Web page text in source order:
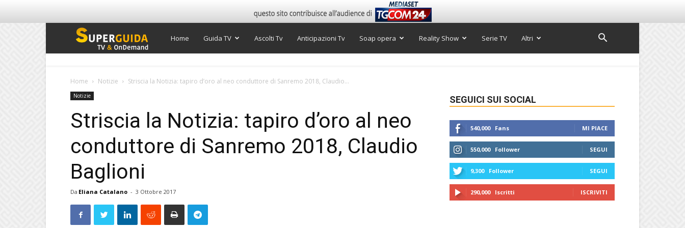
Super
Home Guida TV Ascolti Tv Anticipazioni Tv Soap opera Reality Show Serie TV Altri
Home Notizie Striscia la Notizia: tapiro d’oro al neo conduttore di Sanremo 2018, Claudio...
Notizie
Striscia la Notizia: tapiro d’oro al neo
conduttore di Sanremo 2018, Claudio
Baglioni
Da Eliana Catalano - 3 Ottobre 2017
SEGUICI SUI SOCIAL
540,000 Fans MI PIACE
550,000 Follower SEGUI
9,300 Follower SEGUI
290,000 Iscritti ISCRIVITI